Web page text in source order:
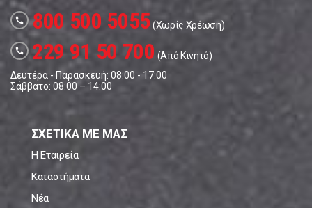
call 800 500 5055(Χωρίς Χρέωση)
call 229 91 50 700 (Από Κινητό)
Δευτέρα - Παρασκευή: 08:00 - 17:00
Σάββατο: 08:00 – 14:00
ΣΧΕΤΙΚΑ ΜΕ ΜΑΣ
Η Εταιρεία
Καταστήματα
Νέα